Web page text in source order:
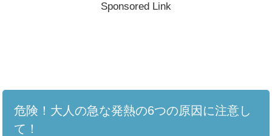
Sponsored Link
危険！大人の急な発熱の6つの原因に注意し
て！